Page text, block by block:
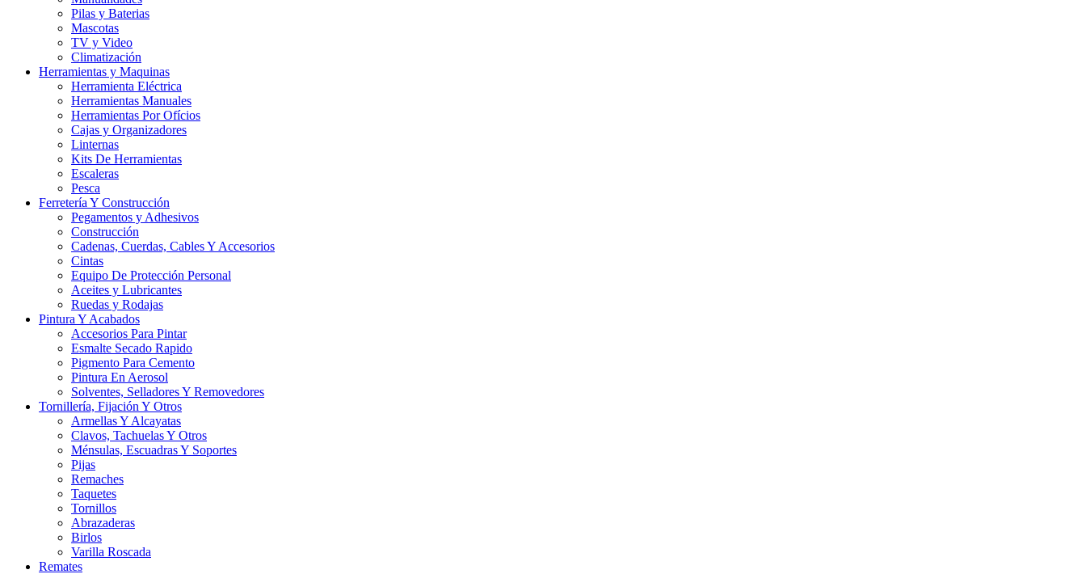
Pilas y Baterias
Mascotas
TV y Video
Climatización
Herramientas y Maquinas
Herramienta Eléctrica
Herramientas Manuales
Herramientas Por Ofícios
Cajas y Organizadores
Linternas
Kits De Herramientas
Escaleras
Pesca
Ferretería Y Construcción
Pegamentos y Adhesivos
Construcción
Cadenas, Cuerdas, Cables Y Accesorios
Cintas
Equipo De Protección Personal
Aceites y Lubricantes
Ruedas y Rodajas
Pintura Y Acabados
Accesorios Para Pintar
Esmalte Secado Rapido
Pigmento Para Cemento
Pintura En Aerosol
Solventes, Selladores Y Removedores
Tornillería, Fijación Y Otros
Armellas Y Alcayatas
Clavos, Tachuelas Y Otros
Ménsulas, Escuadras Y Soportes
Pijas
Remaches
Taquetes
Tornillos
Abrazaderas
Birlos
Varilla Roscada
Remates